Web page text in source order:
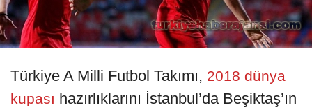
Türkiye A Milli Futbol Takımı, 2018 dünya
kupası hazırlıklarını İstanbul’da Beşiktaş’ın